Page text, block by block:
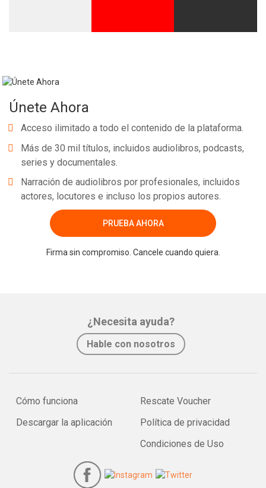
Únete Ahora
Acceso ilimitado a todo el contenido de la plataforma.
Más de 30 mil títulos, incluidos audiolibros, podcasts,
series y documentales.
Narración de audiolibros por profesionales, incluidos
actores, locutores e incluso los propios autores.
PRUEBA AHORA
Firma sin compromiso. Cancele cuando quiera.
¿Necesita ayuda?
Hable con nosotros
Cómo funciona
Descargar la aplicación
Rescate Voucher
Política de privacidad
Condiciones de Uso